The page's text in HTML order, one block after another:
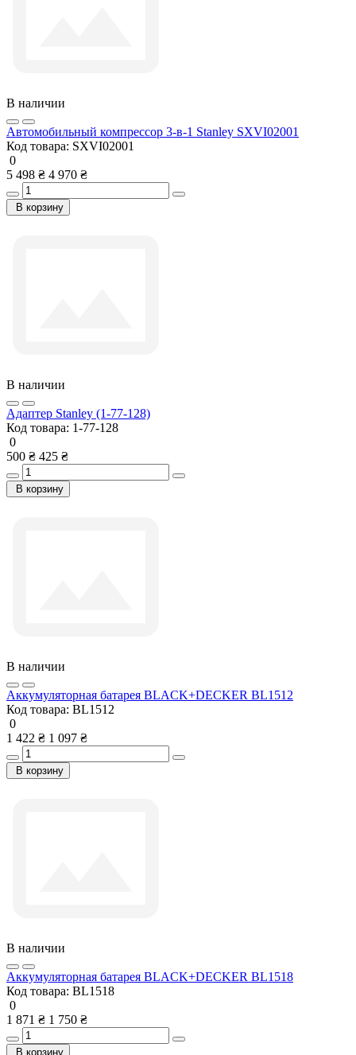
В наличии
Автомобильный компрессор 3-в-1 Stanley SXVI02001
Код товара: SXVI02001
0
5 498 ₴ 4 970 ₴
В корзину
В наличии
Адаптер Stanley (1-77-128)
Код товара: 1-77-128
0
500 ₴ 425 ₴
В корзину
В наличии
Аккумуляторная батарея BLACK+DECKER BL1512
Код товара: BL1512
0
1 422 ₴ 1 097 ₴
В корзину
В наличии
Аккумуляторная батарея BLACK+DECKER BL1518
Код товара: BL1518
0
1 871 ₴ 1 750 ₴
В корзину